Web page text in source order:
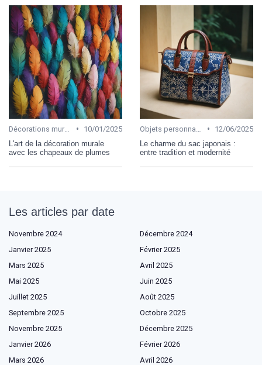
Décorations murales •
10/01/2025
L'art de la décoration murale
avec les chapeaux de plumes
Objets personnalisables •
12/06/2025
Le charme du sac japonais :
entre tradition et modernité
Les articles par date
Novembre 2024
Décembre 2024
Janvier 2025
Février 2025
Mars 2025
Avril 2025
Mai 2025
Juin 2025
Juillet 2025
Août 2025
Septembre 2025
Octobre 2025
Novembre 2025
Décembre 2025
Janvier 2026
Février 2026
Mars 2026
Avril 2026